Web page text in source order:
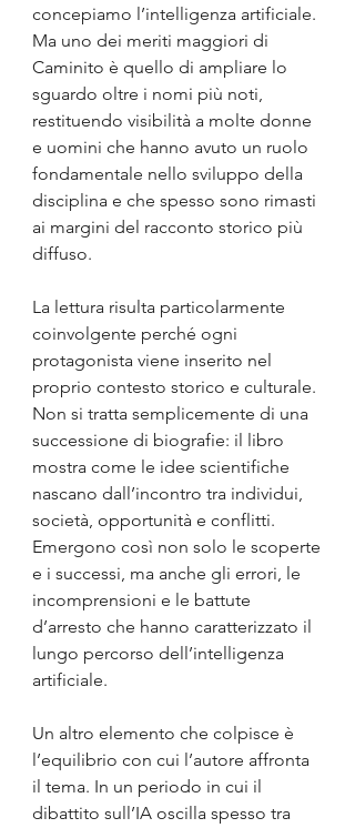
concepiamo l’intelligenza artificiale.
Ma uno dei meriti maggiori di
Caminito è quello di ampliare lo
sguardo oltre i nomi più noti,
restituendo visibilità a molte donne
e uomini che hanno avuto un ruolo
fondamentale nello sviluppo della
disciplina e che spesso sono rimasti
ai margini del racconto storico più
diffuso.
La lettura risulta particolarmente
coinvolgente perché ogni
protagonista viene inserito nel
proprio contesto storico e culturale.
Non si tratta semplicemente di una
successione di biografie: il libro
mostra come le idee scientifiche
nascano dall’incontro tra individui,
società, opportunità e conflitti.
Emergono così non solo le scoperte
e i successi, ma anche gli errori, le
incomprensioni e le battute
d’arresto che hanno caratterizzato il
lungo percorso dell’intelligenza
artificiale.
Un altro elemento che colpisce è
l’equilibrio con cui l’autore affronta
il tema. In un periodo in cui il
dibattito sull’IA oscilla spesso tra